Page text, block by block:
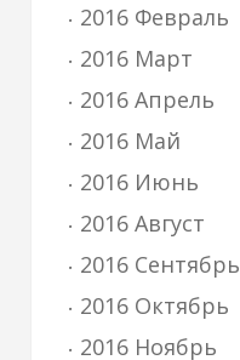
2016 Февраль
2016 Март
2016 Апрель
2016 Май
2016 Июнь
2016 Август
2016 Сентябрь
2016 Октябрь
2016 Ноябрь